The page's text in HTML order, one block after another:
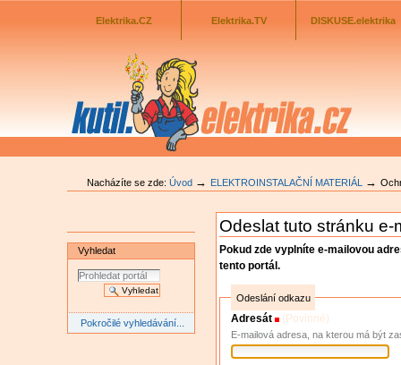
Odkazník
Elektrika.CZ
Elektrika.TV DISKUSE.elektrika
Nacházíte se zde: Úvod → ELEKTROINSTALAČNÍ MATERIÁL →
Vyhledat
Pokročilé vyhledávání...
Odeslat tuto stránku e-
Pokud zde vyplníte e-mailovou
tento portál.
Odeslání odkazu
Adresát (Povinné)
E-mailová adresa, na kterou má být